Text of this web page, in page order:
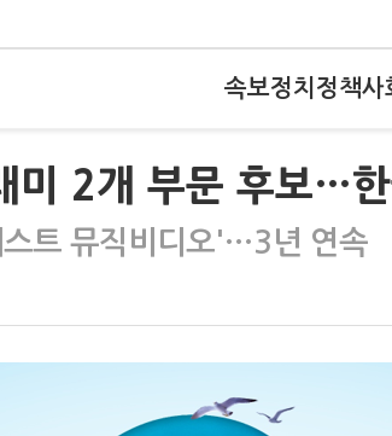
속보정치 정책사
미 2개 부문 후보…
트 뮤직비디오'…3년 연속